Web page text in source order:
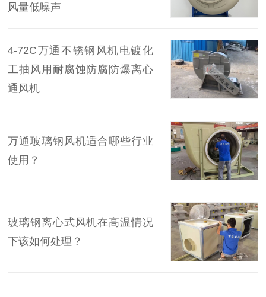
风量低噪声
4-72C万通不锈钢风机电镀化
工抽风用耐腐蚀防腐防爆离心
通风机
万通玻璃钢风机适合哪些行业
使用？
玻璃钢离心式风机在高温情况
下该如何处理？